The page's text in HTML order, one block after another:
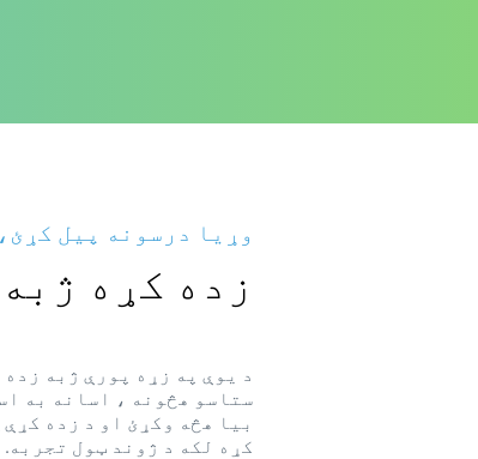
وړیا درسونه پیل
زده کړه ژبه
د یوې په زړه پورې ژبه
ستاسو هڅونه ، اسانه به
بیا هڅه وکړئ او د زده
کړه لکه د ژوند ټول